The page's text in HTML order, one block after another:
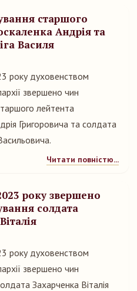
старшого
Андрія та
Василя
року духовенством
звершено чин
лейтента
Григоровича та солдата
Читати повністю...
року звершено
солдата
року духовенством
звершено чин
Захарченка Віталія